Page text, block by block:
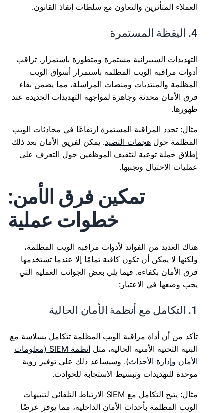
العملاء المتأثرين والتعاون مع سلطات إنفاذ القانون.
4. اليقظة المستمرة
التهديدات السيبرانية مستمرة ومتطورة باستمرار. تراقب
أدوات مراقبة الويب المظلمة باستمرار أسواق الويب
المظلمة والمنتديات ومنصات المراسلة، مما يضمن بقاء
فرق الأمان محدثة وجاهزة لمواجهة التهديدات الجديدة عند
ظهورها.
مثال: تحدد المراقبة المستمرة ارتفاعًا في محادثات الويب
المظلمة حول هجمات التصيد. يمكن لفريق الأمان بعد ذلك
إطلاق حملة توعية لتثقيف الموظفين حول التعرف على
عمليات الاحتيال وتجنبها.
تمكين فرق الأمن:
خطوات عملية
هناك العديد من الفوائد لأدوات مراقبة الويب المظلمة،
ولكنها لا يمكن أن تكون كافية تمامًا إلا عندما تستخدمها
فرق الأمان بكفاءة. فيما يلي بعض الجوانب العملية التي
يجب وضعها في الاعتبار:
1. التكامل مع أنظمة الأمان الحالية
تأكد من أن أداة مراقبة الويب المظلمة تتكامل بسلاسة مع
البنية التحتية الأمنية الحالية، مثل
أنظمة SIEM (معلومات
الأمان وإدارة الأحداث). وسيساعد ذلك على توفير رؤية
موحدة للتهديدات وتبسيط الاستجابة للحوادث.
مثال: يتيح التكامل مع SIEM الارتباط التلقائي لتنبيهات
الويب المظلمة بأحداث الأمان الداخلية، مما يوفر عرضًا